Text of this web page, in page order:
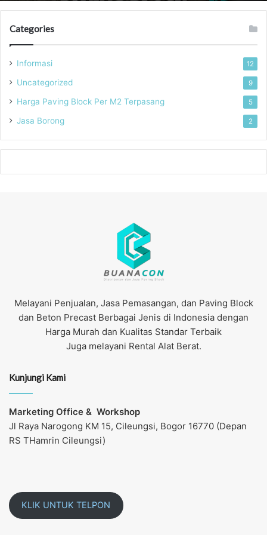
Categories
Informasi 12
Uncategorized 9
Harga Paving Block Per M2 Terpasang 5
Jasa Borong 2
Melayani Penjualan, Jasa Pemasangan, dan Paving Block
dan Beton Precast Berbagai Jenis di Indonesia dengan
Harga Murah dan Kualitas Standar Terbaik
Juga melayani Rental Alat Berat.
Kunjungi Kami
Marketing Office & Workshop
Jl Raya Narogong KM 15, Cileungsi, Bogor 16770 (Depan
RS THamrin Cileungsi)
KLIK UNTUK TELPON